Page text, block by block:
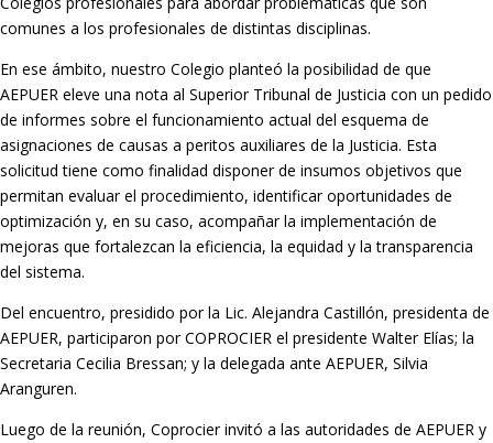
comunes a los profesionales de distintas disciplinas.
En ese ámbito, nuestro Colegio planteó la posibilidad de que
AEPUER eleve una nota al Superior Tribunal de Justicia con un pedido
de informes sobre el funcionamiento actual del esquema de
asignaciones de causas a peritos auxiliares de la Justicia. Esta
solicitud tiene como finalidad disponer de insumos objetivos que
permitan evaluar el procedimiento, identificar oportunidades de
optimización y, en su caso, acompañar la implementación de
mejoras que fortalezcan la eficiencia, la equidad y la transparencia
del sistema.
Del encuentro, presidido por la Lic. Alejandra Castillón, presidenta de
AEPUER, participaron por COPROCIER el presidente Walter Elías; la
Secretaria Cecilia Bressan; y la delegada ante AEPUER, Silvia
Aranguren.
Luego de la reunión, Coprocier invitó a las autoridades de AEPUER y